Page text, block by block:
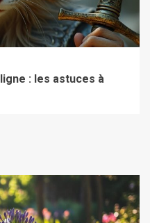
: les astuces à